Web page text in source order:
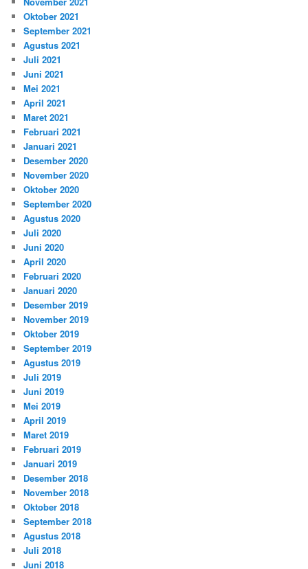
Oktober 2021
September 2021
Agustus 2021
Juli 2021
Juni 2021
Mei 2021
April 2021
Maret 2021
Februari 2021
Januari 2021
Desember 2020
November 2020
Oktober 2020
September 2020
Agustus 2020
Juli 2020
Juni 2020
April 2020
Februari 2020
Januari 2020
Desember 2019
November 2019
Oktober 2019
September 2019
Agustus 2019
Juli 2019
Juni 2019
Mei 2019
April 2019
Maret 2019
Februari 2019
Januari 2019
Desember 2018
November 2018
Oktober 2018
September 2018
Agustus 2018
Juli 2018
Juni 2018